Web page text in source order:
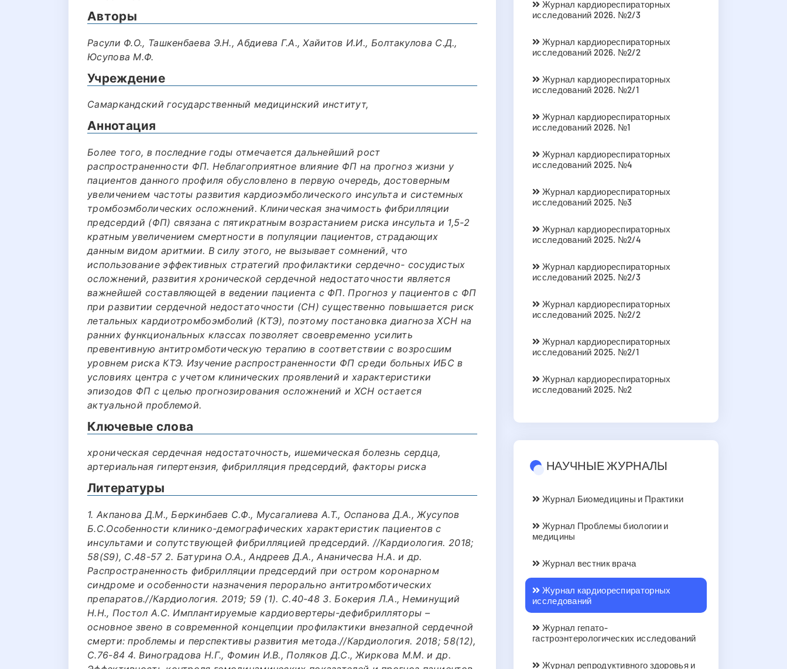
Авторы
Расули Ф.О., Ташкенбаева Э.Н., Абдиева Г.А., Хайитов И.И., Болтакулова С.Д.,
Юсупова М.Ф.
Учреждение
Самаркандский государственный медицинский институт,
Аннотация
Более того, в последние годы отмечается дальнейший рост
распространенности ФП. Неблагоприятное влияние ФП на прогноз жизни у
пациентов данного профиля обусловлено в первую очередь, достоверным
увеличением частоты развития кардиоэмболического инсульта и системных
тромбоэмболических осложнений. Клиническая значимость фибрилляции
предсердий (ФП) связана с пятикратным возрастанием риска инсульта и 1,5-2
кратным увеличением смертности в популяции пациентов, страдающих
данным видом аритмии. В силу этого, не вызывает сомнений, что
использование эффективных стратегий профилактики сердечно- сосудистых
осложнений, развития хронической сердечной недостаточности является
важнейшей составляющей в ведении пациента с ФП. Прогноз у пациентов с ФП
при развитии сердечной недостаточности (СН) существенно повышается риск
летальных кардиотромбоэмболий (КТЭ), поэтому постановка диагноза ХСН на
ранних функциональных классах позволяет своевременно усилить
превентивную антитромботическую терапию в соответствии с возросшим
уровнем риска КТЭ. Изучение распространенности ФП среди больных ИБС в
условиях центра с учетом клинических проявлений и характеристики
эпизодов ФП с целью прогнозирования осложнений и ХСН остается
актуальной проблемой.
Ключевые слова
хроническая сердечная недостаточность, ишемическая болезнь сердца,
артериальная гипертензия, фибрилляция предсердий, факторы риска
Литературы
1. Акпанова Д.М., Беркинбаев С.Ф., Мусагалиева А.Т., Оспанова Д.А., Жусупов
Б.С.Особенности клинико-демографических характеристик пациентов с
инсультами и сопутствующей фибрилляцией предсердий. //Кардиология. 2018;
58(S9), С.48-57 2. Батурина О.А., Андреев Д.А., Ананичесва Н.А. и др.
Распространенность фибрилляции предсердий при остром коронарном
синдроме и особенности назначения перорально антитромботических
препаратов.//Кардиология. 2019; 59 (1). С.40-48 3. Бокерия Л.А., Неминущий
Н.Н., Постол А.С. Имплантируемые кардиовертеры-дефибрилляторы –
основное звено в современной концепции профилактики внезапной сердечной
смерти: проблемы и перспективы развития метода.//Кардиология. 2018; 58(12),
С.76-84 4. Виноградова Н.Г., Фомин И.В., Поляков Д.С., Жиркова М.М. и др.
Журнал кардиореспираторных
исследований 2026. №2/3
Журнал кардиореспираторных
исследований 2026. №2/2
Журнал кардиореспираторных
исследований 2026. №2/1
Журнал кардиореспираторных
исследований 2026. №1
Журнал кардиореспираторных
исследований 2025. №4
Журнал кардиореспираторных
исследований 2025. №3
Журнал кардиореспираторных
исследований 2025. №2/4
Журнал кардиореспираторных
исследований 2025. №2/3
Журнал кардиореспираторных
исследований 2025. №2/2
Журнал кардиореспираторных
исследований 2025. №2/1
Журнал кардиореспираторных
исследований 2025. №2
НАУЧНЫЕ ЖУРНАЛЫ
Журнал Биомедицины и Практики
Журнал Проблемы биологии и
медицины
Журнал вестник врача
Журнал кардиореспираторных
исследований
Журнал гепато-
гастроэнтерологических исследований
Журнал репродуктивного здоровья и